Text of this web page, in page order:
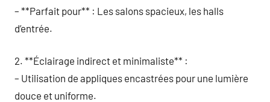
– **Parfait pour** : Les salons spacieux, les halls
d’entrée.
2. **Éclairage indirect et minimaliste** :
– Utilisation de appliques encastrées pour une lumière
douce et uniforme.